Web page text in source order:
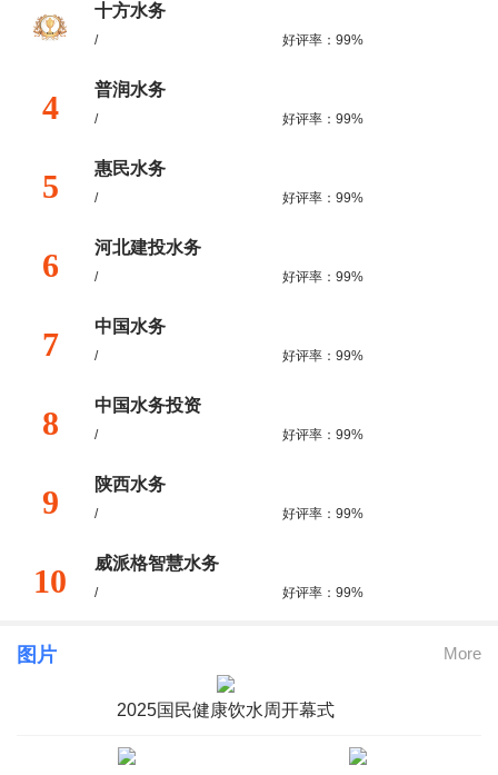
十方水务
/ 好评率：99%
4 普润水务
/ 好评率：99%
5 惠民水务
/ 好评率：99%
6 河北建投水务
/ 好评率：99%
7 中国水务
/ 好评率：99%
8 中国水务投资
/ 好评率：99%
9 陕西水务
/ 好评率：99%
10 威派格智慧水务
/ 好评率：99%
More
图片
2025国民健康饮水周开幕式